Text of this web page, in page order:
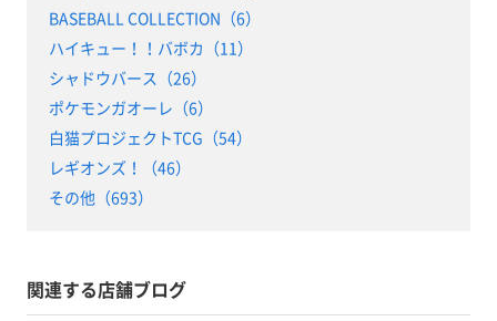
BASEBALL COLLECTION（6）
ハイキュー！！バボカ（11）
シャドウバース（26）
ポケモンガオーレ（6）
白猫プロジェクトTCG（54）
レギオンズ！（46）
その他（693）
関連する店舗ブログ